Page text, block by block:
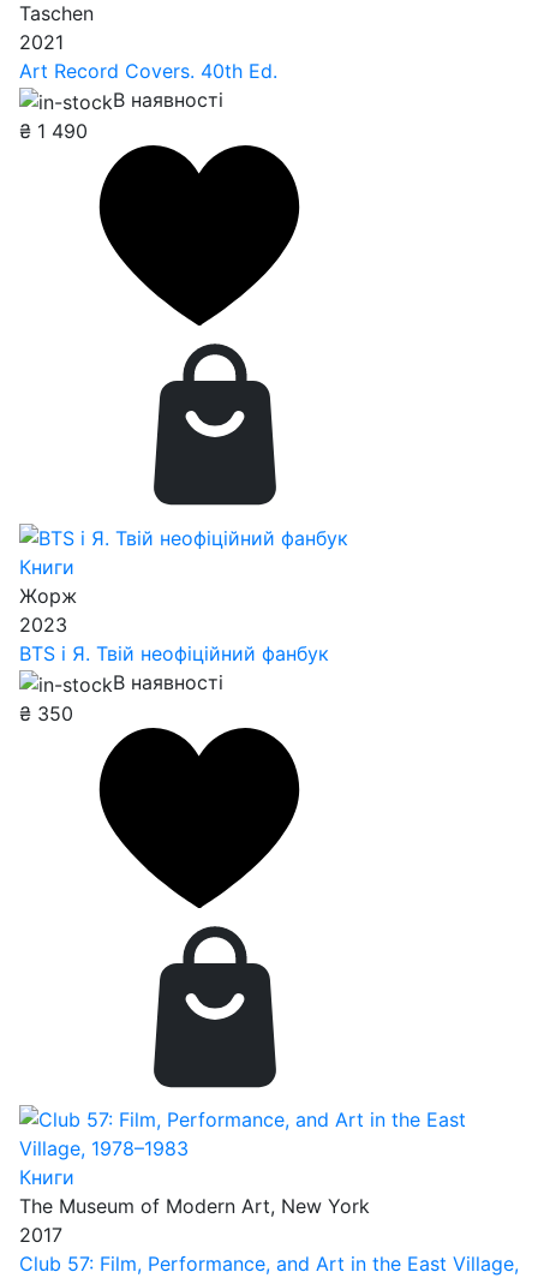
Taschen
2021
Art Record Covers. 40th Ed.
В наявності
₴ 1 490
Книги
Жорж
2023
BTS і Я. Твій неофіційний фанбук
В наявності
₴ 350
Книги
The Museum of Modern Art, New York
2017
Club 57: Film, Performance, and Art in the East Village,